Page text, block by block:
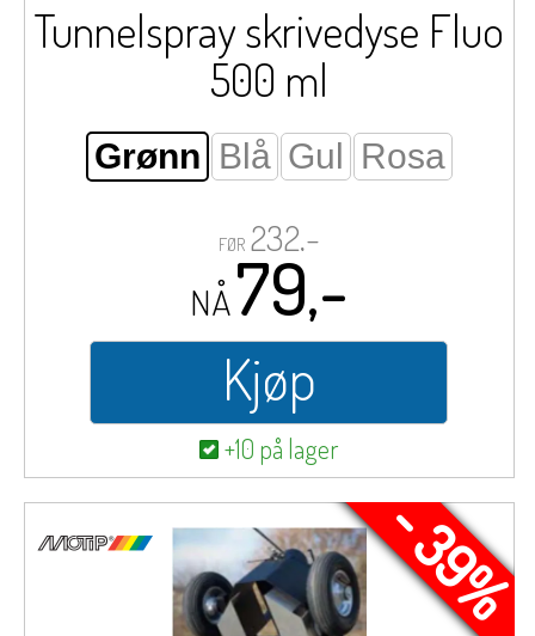
Tunnelspray skrivedyse Fluo
500 ml
Grønn Blå Gul Rosa
FØR 232,-
NÅ79,-
Kjøp
+10 på lager
- 39%